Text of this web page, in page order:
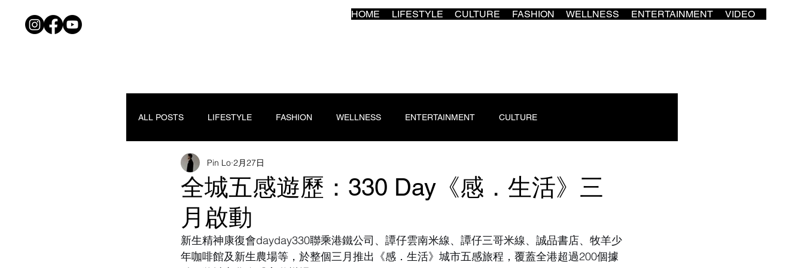
HOME LIFESTYLE CULTURE FASHION WELLNESS ENTERTAINMENT VIDEO
ALL POSTS LIFESTYLE FASHION WELLNESS ENTERTAINMENT CULTURE
全城五感遊歷：330 Day《感．生活》三
月啟動
Pin Lo 2月27日
新生精神康復會dayday330聯乘港鐵公司、譚仔雲南米線、譚仔三哥米線、誠品書店、牧羊少
年咖啡館及新生農場等，於整個三月推出《感．生活》城市五感旅程，覆蓋全港超過200個據